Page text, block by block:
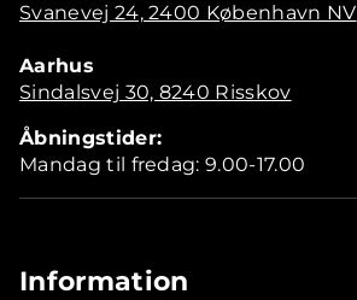
Svanevej 24, 2400 København NV
Aarhus
Sindalsvej 30, 8240 Risskov
Åbningstider:
Mandag til fredag: 9.00-17.00
Information